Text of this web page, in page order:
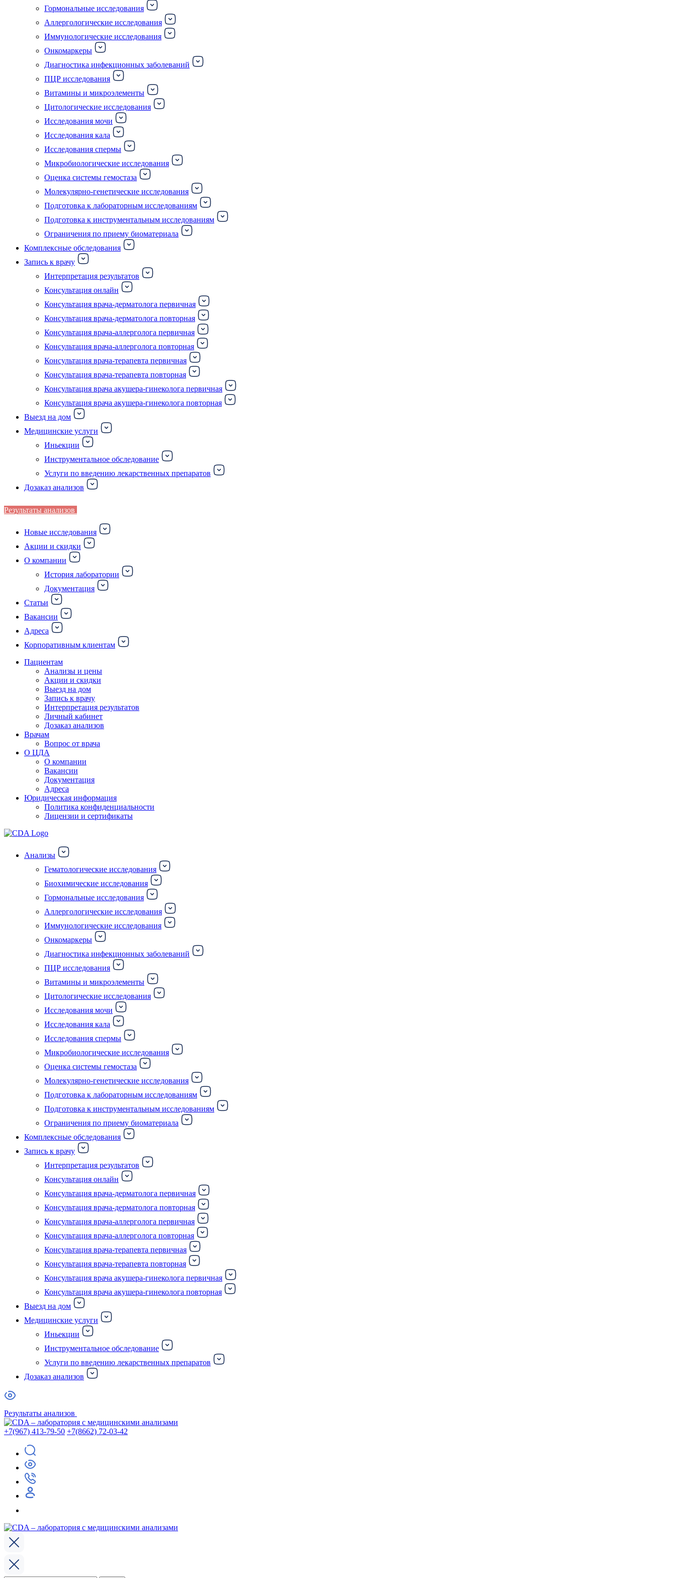
Гормональные исследования
Аллергологические исследования
Иммунологические исследования
Онкомаркеры
Диагностика инфекционных заболеваний
ПЦР исследования
Витамины и микроэлементы
Цитологические исследования
Исследования мочи
Исследования кала
Исследования спермы
Микробиологические исследования
Оценка системы гемостаза
Молекулярно-генетические исследования
Подготовка к лабораторным исследованиям
Подготовка к инструментальным исследованиям
Ограничения по приему биоматериала
Комплексные обследования
Запись к врачу
Интерпретация результатов
Консультация онлайн
Консультация врача-дерматолога первичная
Консультация врача-дерматолога повторная
Консультация врача-аллерголога первичная
Консультация врача-аллерголога повторная
Консультация врача-терапевта первичная
Консультация врача-терапевта повторная
Консультация врача акушера-гинеколога первичная
Консультация врача акушера-гинеколога повторная
Выезд на дом
Медицинские услуги
Иньекции
Инструментальное обследование
Услуги по введению лекарственных препаратов
Дозаказ анализов
Результаты анализов
Новые исследования
Акции и скидки
О компании
История лаборатории
Документация
Статьи
Вакансии
Адреса
Корпоративным клиентам
Пациентам
Анализы и цены
Акции и скидки
Выезд на дом
Запись к врачу
Интерпретация результатов
Личный кабинет
Дозаказ анализов
Врачам
Вопрос от врача
О ЦДА
О компании
Вакансии
Документация
Адреса
Юридическая информация
Политика конфиденциальности
Лицензии и сертификаты
Анализы
Гематологические исследования
Биохимические исследования
Гормональные исследования
Аллергологические исследования
Иммунологические исследования
Онкомаркеры
Диагностика инфекционных заболеваний
ПЦР исследования
Витамины и микроэлементы
Цитологические исследования
Исследования мочи
Исследования кала
Исследования спермы
Микробиологические исследования
Оценка системы гемостаза
Молекулярно-генетические исследования
Подготовка к лабораторным исследованиям
Подготовка к инструментальным исследованиям
Ограничения по приему биоматериала
Комплексные обследования
Запись к врачу
Интерпретация результатов
Консультация онлайн
Консультация врача-дерматолога первичная
Консультация врача-дерматолога повторная
Консультация врача-аллерголога первичная
Консультация врача-аллерголога повторная
Консультация врача-терапевта первичная
Консультация врача-терапевта повторная
Консультация врача акушера-гинеколога первичная
Консультация врача акушера-гинеколога повторная
Выезд на дом
Медицинские услуги
Иньекции
Инструментальное обследование
Услуги по введению лекарственных препаратов
Дозаказ анализов
Результаты анализов
+7(967) 413-79-50 +7(8662) 72-03-42